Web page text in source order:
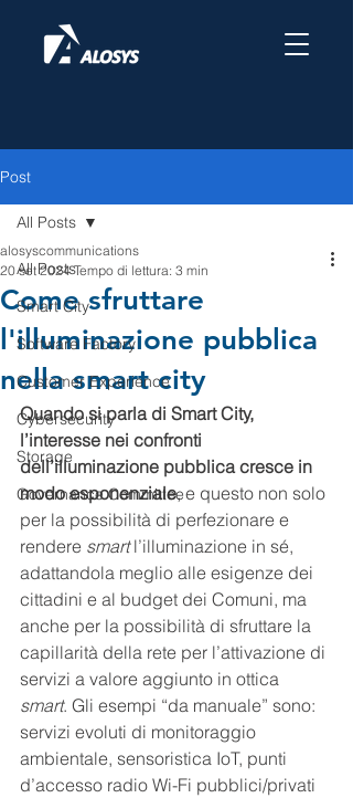
Post
All Posts
Smart City
Software Factory
Customer Experience
Cybersecurity
Storage
Governance Committee
All Posts
Come sfruttare
l'illuminazione pubblica
nella smart city
alosyscommunications
20 set 2024 Tempo di lettura: 3 min
Quando si parla di Smart City,
l’interesse nei confronti
dell’illuminazione pubblica cresce in
modo esponenziale, e questo non solo
per la possibilità di perfezionare e
rendere smart l’illuminazione in sé,
adattandola meglio alle esigenze dei
cittadini e al budget dei Comuni, ma
anche per la possibilità di sfruttare la
capillarità della rete per l’attivazione di
servizi a valore aggiunto in ottica
smart. Gli esempi “da manuale” sono:
servizi evoluti di monitoraggio
ambientale, sensoristica IoT, punti
d’accesso radio Wi-Fi pubblici/privati